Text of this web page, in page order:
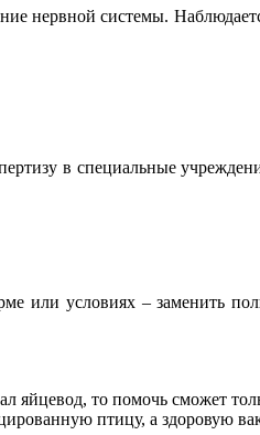
нервной системы.
в специальные
или условиях – заменить
яйцевод, то помочь сможет
птицу, а здоровую